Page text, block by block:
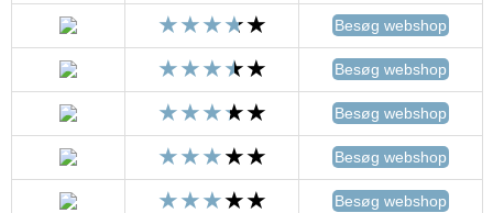
Besøg webshop
Besøg webshop
Besøg webshop
Besøg webshop
Besøg webshop